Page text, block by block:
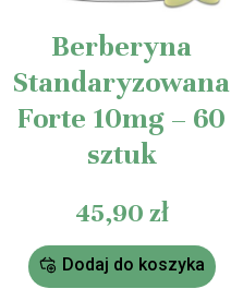
Berberyna
Standaryzowana
Forte 10mg – 60
sztuk
45,90 zł
Dodaj do koszyka